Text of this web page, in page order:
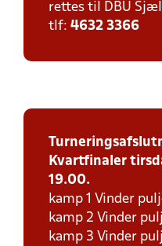
rettes til DBU
tlf: 4632 3366
Kvartfinaler
19.00.
kamp 1 Vinder
kamp 2 Vinder
kamp 3 Vinder